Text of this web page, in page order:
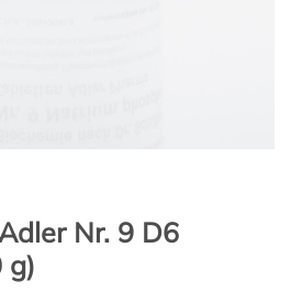
Nr. 9 D6
g)